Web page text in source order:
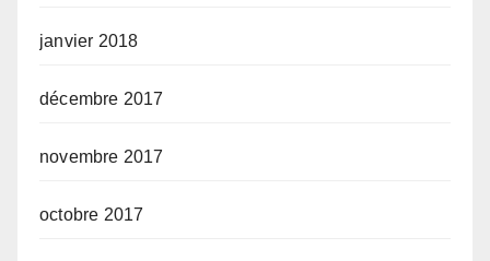
janvier 2018
décembre 2017
novembre 2017
octobre 2017